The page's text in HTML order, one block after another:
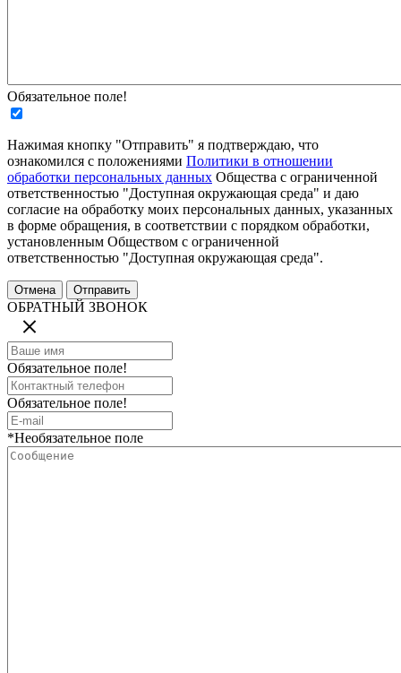
Обязательное поле!
Нажимая кнопку "Отправить" я подтверждаю, что
ознакомился с положениями Политики в отношении
обработки персональных данных Общества с ограниченной
ответственностью "Доступная окружающая среда" и даю
согласие на обработку моих персональных данных, указанных
в форме обращения, в соответствии с порядком обработки,
установленным Обществом с ограниченной
ответственностью "Доступная окружающая среда".
ОБРАТНЫЙ ЗВОНОК
Обязательное поле!
Обязательное поле!
*Необязательное поле